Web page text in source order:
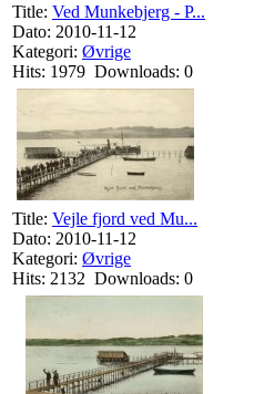
Title: Ved Munkebjerg - P...
Dato: 2010-11-12
Kategori: Øvrige
Hits: 1979 Downloads: 0
Title: Vejle fjord ved Mu...
Dato: 2010-11-12
Kategori: Øvrige
Hits: 2132 Downloads: 0